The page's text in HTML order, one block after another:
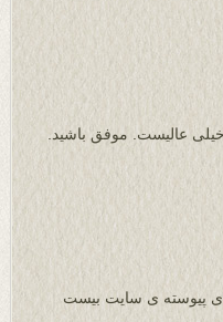
عالیست. موفق باشید.
پیوسته ی سایت بیست